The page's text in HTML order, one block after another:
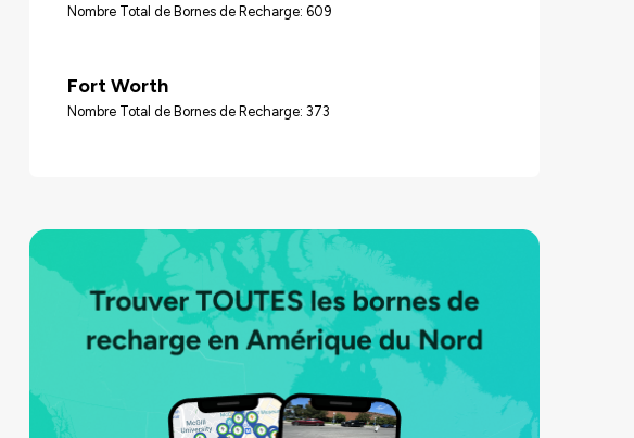
Nombre Total de Bornes de Recharge: 609
Fort Worth
Nombre Total de Bornes de Recharge: 373